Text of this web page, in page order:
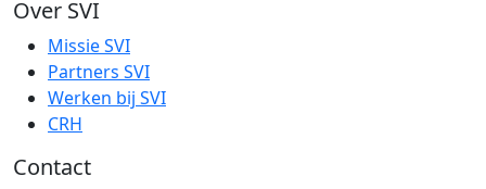
Over SVI
Missie SVI
Partners SVI
Werken bij SVI
CRH
Contact